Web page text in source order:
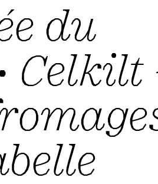
du
Celkilt